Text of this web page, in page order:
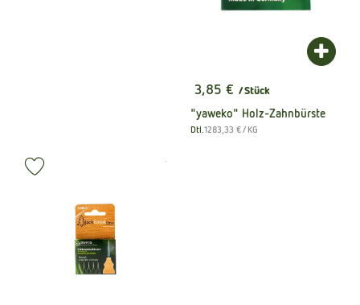
, Preis:
3,85 € / Stück
"yaweko" Holz-Zahnbürste
, Herkunft:
Dtl., Referenzpreis:
1283,33 €/ KG
, Verband:
.